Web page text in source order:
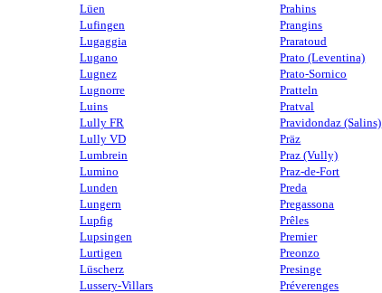
Lüen
Lufingen
Lugaggia
Lugano
Lugnez
Lugnorre
Luins
Lully FR
Lully VD
Lumbrein
Lumino
Lunden
Lungern
Lupfig
Lupsingen
Lurtigen
Lüscherz
Lussery-Villars
Prahins
Prangins
Praratoud
Prato (Leventina)
Prato-Sornico
Pratteln
Pratval
Pravidondaz (Salins)
Präz
Praz (Vully)
Praz-de-Fort
Preda
Pregassona
Prêles
Premier
Preonzo
Presinge
Préverenges